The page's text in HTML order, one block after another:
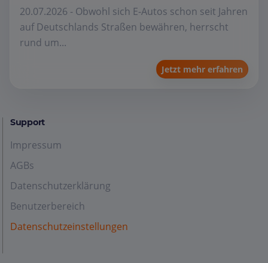
20.07.2026 - Obwohl sich E-Autos schon seit Jahren
auf Deutschlands Straßen bewähren, herrscht
rund um...
Jetzt mehr erfahren
Support
Impressum
AGBs
Datenschutzerklärung
Benutzerbereich
Datenschutzeinstellungen